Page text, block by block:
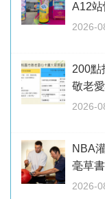
A12
2026-
200點
敬老
2026-
NBA
毫草
2026-